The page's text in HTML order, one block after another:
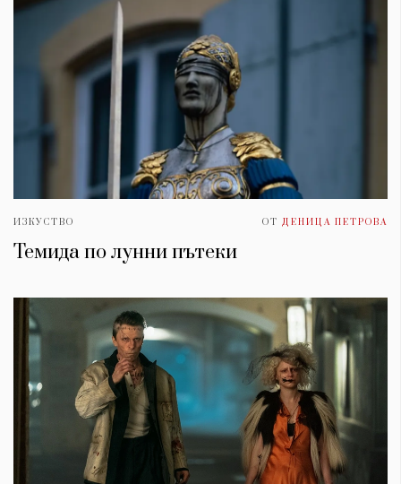
ИЗКУСТВО ОТ ДЕНИЦА ПЕТРОВА
Темида по лунни пътеки